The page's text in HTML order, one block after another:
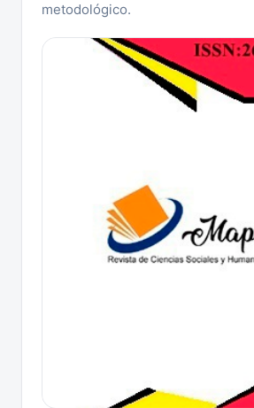
metodológico.